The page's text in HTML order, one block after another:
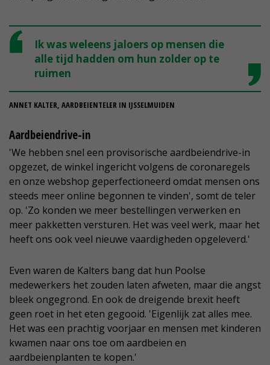
Ik was weleens jaloers op mensen die
alle tijd hadden om hun zolder op te
ruimen
ANNET KALTER, AARDBEIENTELER IN IJSSELMUIDEN
Aardbeiendrive-in
'We hebben snel een provisorische aardbeiendrive-in
opgezet, de winkel ingericht volgens de coronaregels
en onze webshop geperfectioneerd omdat mensen ons
steeds meer online begonnen te vinden', somt de teler
op. 'Zo konden we meer bestellingen verwerken en
meer pakketten versturen. Het was veel werk, maar het
heeft ons ook veel nieuwe vaardigheden opgeleverd.'
Even waren de Kalters bang dat hun Poolse
medewerkers het zouden laten afweten, maar die angst
bleek ongegrond. En ook de dreigende brexit heeft
geen roet in het eten gegooid. 'Eigenlijk zat alles mee.
Het was een prachtig voorjaar en mensen met kinderen
kwamen naar ons toe om aardbeien en
aardbeienplanten te kopen.'